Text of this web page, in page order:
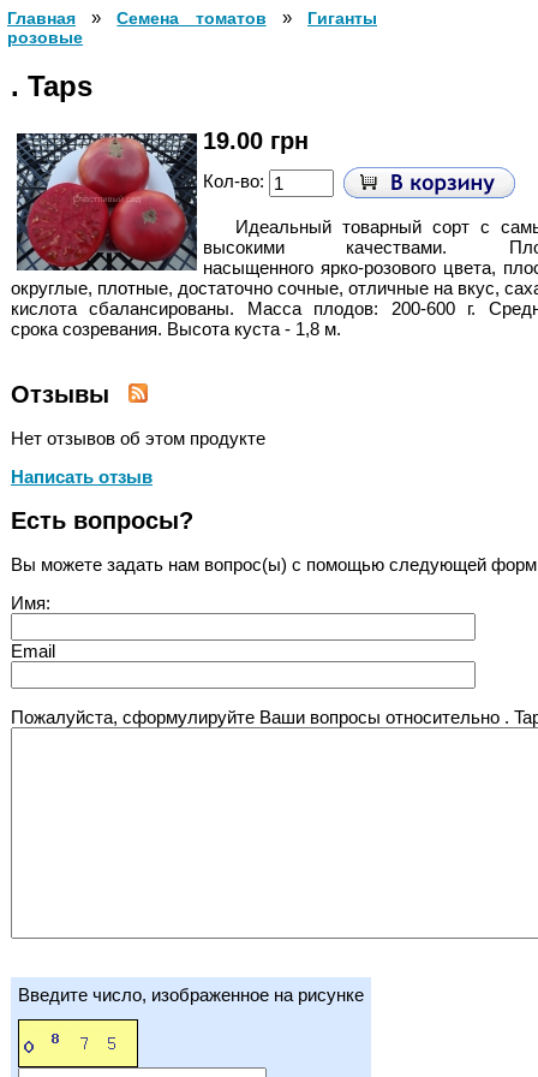
Главная »Cемена томатов » Гиганты
розовые
. Taps
19.00 грн
Кол-во:
Идеальный товарный сорт с
высокими качествами.
насыщенного ярко-розового цвета,
округлые, плотные, достаточно сочные, отличные на вкус,
кислота сбалансированы. Масса плодов: 200-600 г.
срока созревания. Высота куста - 1,8 м.
Отзывы
Нет отзывов об этом продукте
Написать отзыв
Есть вопросы?
Вы можете задать нам вопрос(ы) с помощью следующей
Имя:
Email
Пожалуйста, сформулируйте Ваши вопросы относительно .
Введите число, изображенное на рисунке